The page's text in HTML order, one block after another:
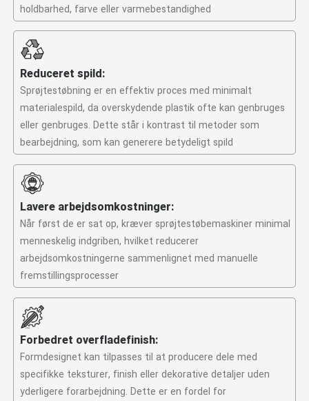
holdbarhed, farve eller varmebestandighed
Reduceret spild:
Sprøjtestøbning er en effektiv proces med minimalt
materialespild, da overskydende plastik ofte kan genbruges
eller genbruges. Dette står i kontrast til metoder som
bearbejdning, som kan generere betydeligt spild
Lavere arbejdsomkostninger:
Når først de er sat op, kræver sprøjtestøbemaskiner minimal
menneskelig indgriben, hvilket reducerer
arbejdsomkostningerne sammenlignet med manuelle
fremstillingsprocesser
Forbedret overfladefinish:
Formdesignet kan tilpasses til at producere dele med
specifikke teksturer, finish eller dekorative detaljer uden
yderligere forarbejdning. Dette er en fordel for